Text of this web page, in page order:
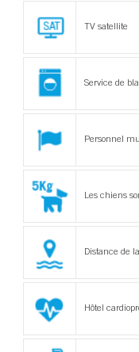
TV satellite
Service de
Personnel
Les chiens
Distance de
Hôtel